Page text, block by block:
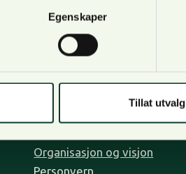
Egenskaper
Tillat utvalg
Organisasjon og visjon
Personvern